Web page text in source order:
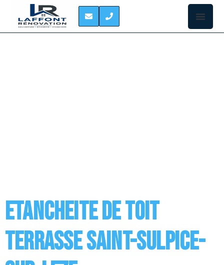
Etancheite de toit
terrasse Saint-Sulpice-